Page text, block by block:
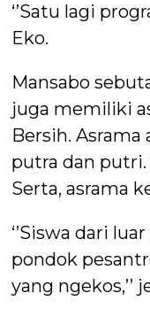
‘’Satu lagi
Eko.
Mansabo
juga memiliki
Bersih. Asrama
putra dan putri.
Serta, asrama
‘’Siswa dari
pondok
yang ngekos,’’